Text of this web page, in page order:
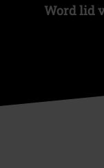
Word lid